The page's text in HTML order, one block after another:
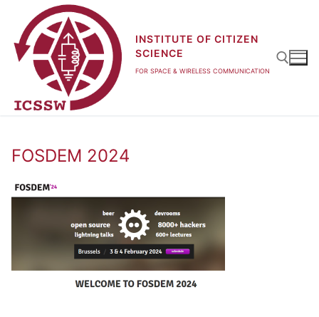
Inhalt
springen
INSTITUTE OF CITIZEN
SCIENCE
FOR SPACE & WIRELESS COMMUNICATION
FOSDEM 2024